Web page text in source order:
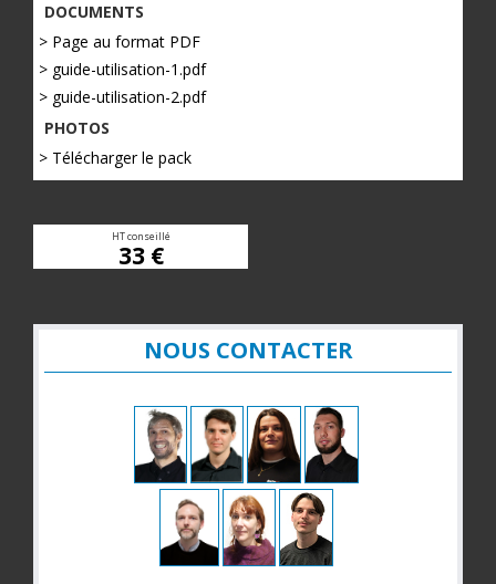
DOCUMENTS
> Page au format PDF
> guide-utilisation-1.pdf
> guide-utilisation-2.pdf
PHOTOS
> Télécharger le pack
HT conseillé
33 €
NOUS CONTACTER